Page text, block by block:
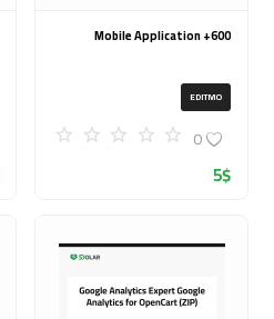
600+ Mobile Application
EDITMO
0
5$